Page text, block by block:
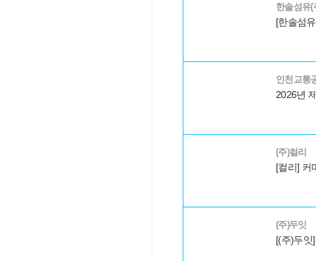
한솔섬유(
인천교통
(주)컬리
(주)두잇
[(주)두잇